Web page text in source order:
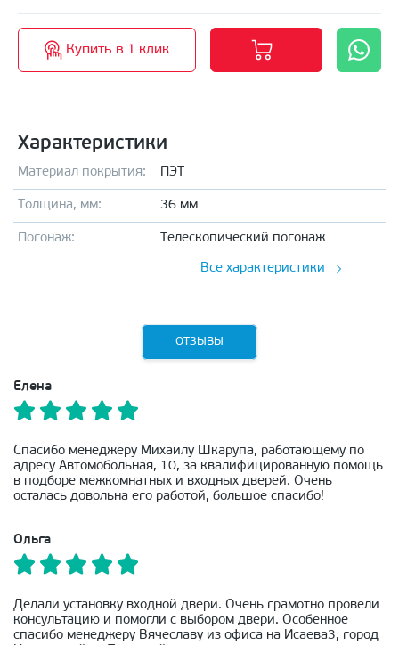
Купить в 1 клик
Характеристики
Материал покрытия: ПЭТ
Толщина, мм: 36 мм
Погонаж: Телескопический погонаж
Все характеристики
ОТЗЫВЫ
Елена
Спасибо менеджеру Михаилу Шкарупа, работающему по
адресу Автомобольная, 10, за квалифицированную помощь
в подборе межкомнатных и входных дверей. Очень
осталась довольна его работой, большое спасибо!
Ольга
Делали установку входной двери. Очень грамотно провели
консультацию и помогли с выбором двери. Особенное
спасибо менеджеру Вячеславу из офиса на Исаева3, город